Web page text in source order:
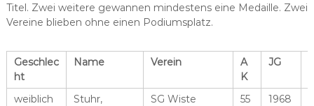
Titel. Zwei weitere gewannen mindestens eine Medaille. Zwei
Vereine blieben ohne einen Podiumsplatz.
Geschlec
ht
Name Verein
A
K
JG
weiblich
Stuhr,
SG Wiste 55 1968